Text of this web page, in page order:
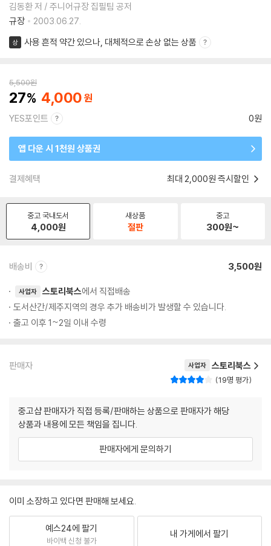
김동환 저 / 주니어규장 집필팀 공저
규장
2003.06.27.
상 사용 흔적 약간 있으나, 대체적으로 손상 없는 상품
5,500원
27 4,000
YES포인트 0원
앱 다운 시 1천원 상품권
결제혜택 최대 2,000원 즉시할인
중고 국내도서
4,000원
새상품
절판
중고
300원~
배송비 3,500원
사업자 스토리북스에서 직접배송
도서산간/제주지역의 경우 추가 배송비가 발생할 수 있습니다.
출고 이후 1~2일 이내 수령
판매자 사업자 스토리북스
19명 평가
중고샵 판매자가 직접 등록/판매하는 상품으로 판매자가 해당
상품과 내용에 모든 책임을 집니다.
판매자에게 문의하기
이미 소장하고 있다면 판매해 보세요.
예스24에 팔기
바이백 신청 불가
내 가게에서 팔기